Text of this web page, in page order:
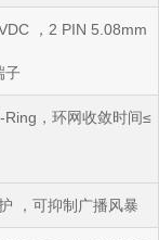
， 2 PIN 5.08mm
子
Ring ，环网收敛时间≤
，可抑制广播风暴